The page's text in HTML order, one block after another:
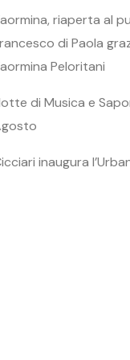
riaperta al
di Paola
Peloritani
di Musica e
inaugura